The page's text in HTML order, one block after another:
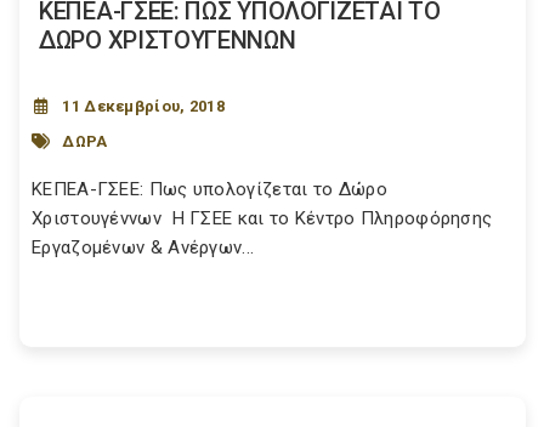
ΚΕΠΕΑ-ΓΣΕΕ: ΠΩΣ ΥΠΟΛΟΓΙΖΕΤΑΙ ΤΟ
ΔΩΡΟ ΧΡΙΣΤΟΥΓΕΝΝΩΝ
11 Δεκεμβρίου, 2018
ΔΩΡΑ
ΚΕΠΕΑ-ΓΣΕΕ: Πως υπολογίζεται το Δώρο
Χριστουγέννων H ΓΣΕΕ και το Κέντρο Πληροφόρησης
Εργαζομένων & Ανέργων...